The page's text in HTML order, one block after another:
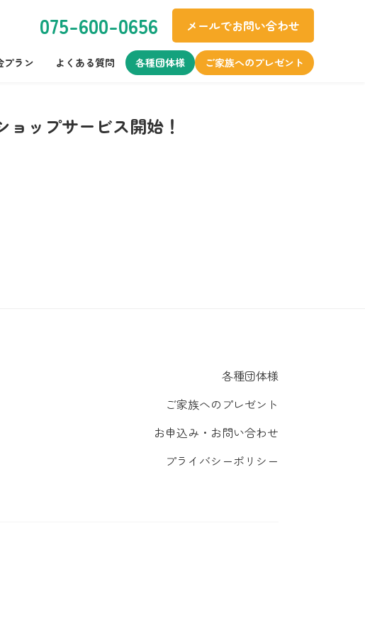
075-600-0656 メールでお問い合わせ
プラン よくある質問 各種団体様 ご家族へのプレゼント
ップサービス開始！
各種団体様
ご家族へのプレゼント
お申込み・お問い合わせ
プライバシーポリシー